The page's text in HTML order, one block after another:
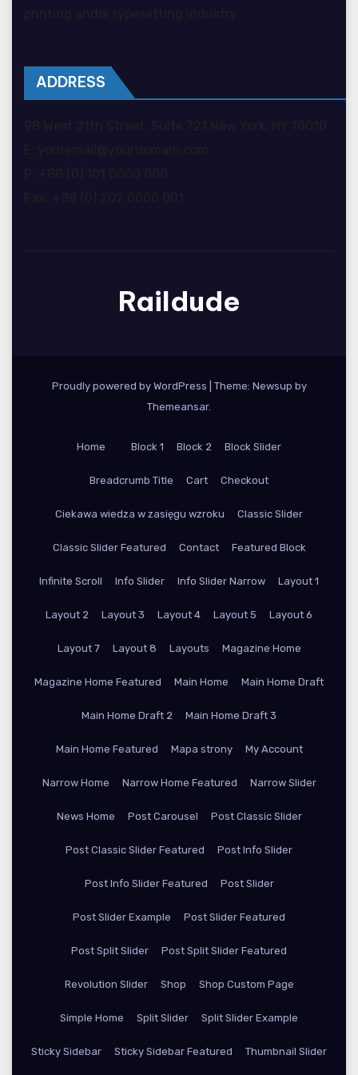
ADDRESS
Raildude
Proudly powered by WordPress
Theme: Newsup by
Themeansar.
Home Block 1 Block 2 Block Slider
Breadcrumb Title Cart Checkout
Ciekawa wiedza w zasięgu wzroku Classic Slider
Classic Slider Featured Contact Featured Block
Infinite Scroll Info Slider Info Slider Narrow Layout 1
Layout 2 Layout 3 Layout 4 Layout 5 Layout 6
Layout 7 Layout 8 Layouts Magazine Home
Magazine Home Featured Main Home Main Home Draft
Main Home Draft 2 Main Home Draft 3
Main Home Featured Mapa strony My Account
Narrow Home Narrow Home Featured Narrow Slider
News Home Post Carousel Post Classic Slider
Post Classic Slider Featured Post Info Slider
Post Info Slider Featured Post Slider
Post Slider Example Post Slider Featured
Post Split Slider Post Split Slider Featured
Revolution Slider Shop Shop Custom Page
Simple Home Split Slider Split Slider Example
Sticky Sidebar Sticky Sidebar Featured Thumbnail Slider